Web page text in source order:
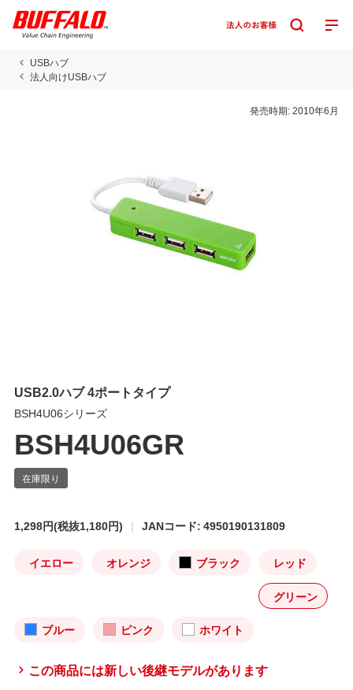
USBハブ
法人向けUSBハブ
発売時期:2010年6月
USB2.0ハブ 4ポートタイプ
BSH4U06シリーズ
BSH4U06GR
1,298円(税抜1,180円) JANコード: 4950190131809
イエロー オレンジ ブラック レッド
グリーン
ブルー ピンク ホワイト
この商品には新しい後継モデルがあります